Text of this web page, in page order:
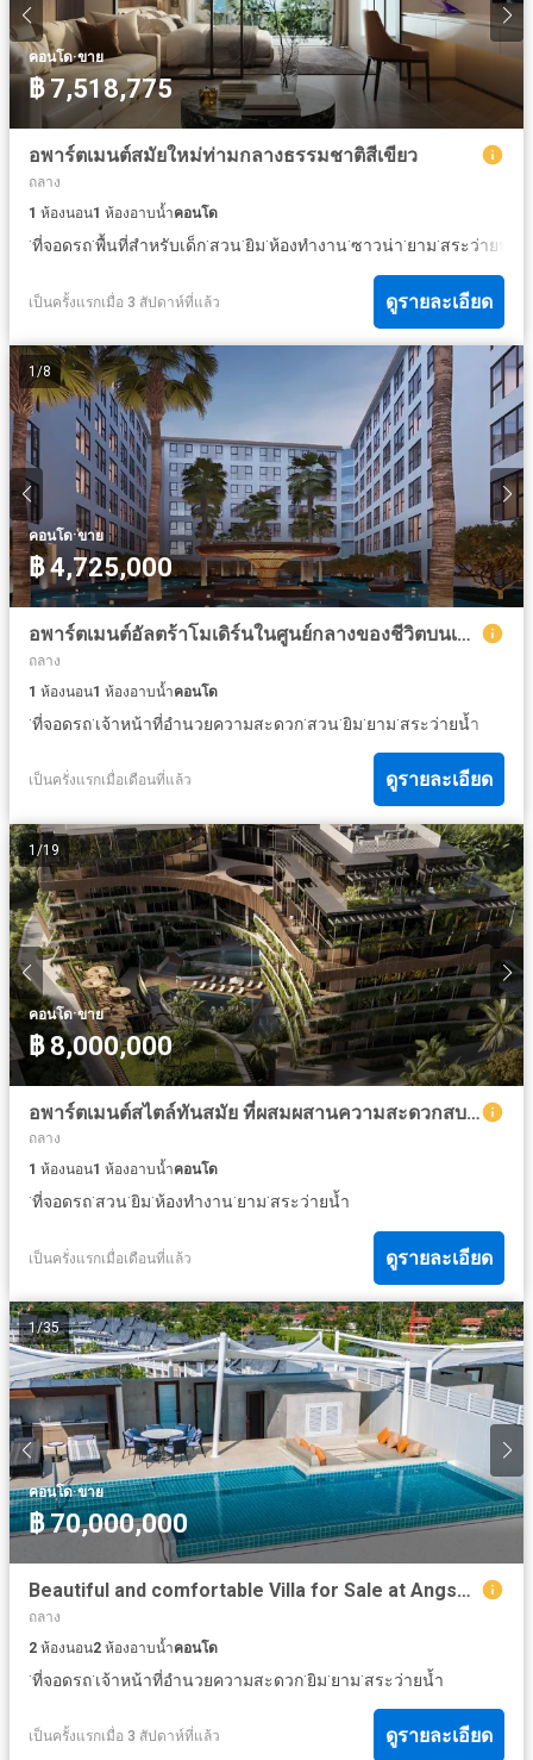
คอนโด·ขาย
฿ 7,518,775
อพาร์ตเมนต์สมัยใหม่ท่ามกลางธรรมชาติสีเขียว
ถลาง
1 ห้องนอน1 ห้องอาบน้ำคอนโด
·ที่จอดรถ·พื้นที่สำหรับเด็ก·สวน·ยิม·ห้องทำงาน·ซาวน่า·ยาม·สระว่ายน้ำ
เป็นครั้งแรกเมื่อ 3 สัปดาห์ที่แล้ว ดูรายละเอียด
1/8
คอนโด·ขาย
฿ 4,725,000
อพาร์ตเมนต์อัลตร้าโมเดิร์นในศูนย์กลางของชีวิตบนเกาะ
ถลาง
1 ห้องนอน1 ห้องอาบน้ำคอนโด
·ที่จอดรถ·เจ้าหน้าที่อำนวยความสะดวก·สวน·ยิม·ยาม·สระว่ายน้ำ
เป็นครั่งแรกเมื่อเดือนที่แล้ว ดูรายละเอียด
1 /19
คอนโด·ขาย
฿ 8,000,000
อพาร์ตเมนต์สไตล์ทันสมัย ที่ผสมผสานความสะดวกสบายและความคุ้มค่าได้อย่างลงตัว
ถลาง
1 ห้องนอน1 ห้องอาบน้ำคอนโด
·ที่จอดรถ·สวน·ยิม·ห้องทำงาน·ยาม·สระว่ายน้ำ
เป็นครั่งแรกเมื่อเดือนที่แล้ว ดูรายละเอียด
1/35
คอนโด·ขาย
฿ 70,000,000
Beautiful and comfortable Villa for Sale at Angsana Ocean View
ถลาง
2 ห้องนอน2 ห้องอาบน้ำคอนโด
·ที่จอดรถ·เจ้าหน้าที่อำนวยความสะดวก·ยิม·ยาม·สระว่ายน้ำ
เป็นครั้งแรกเมื่อ 3 สัปดาห์ที่แล้ว ดูรายละเอียด